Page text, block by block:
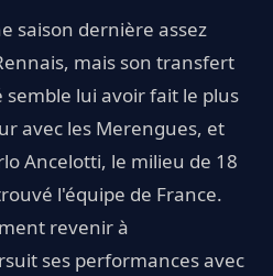
saison dernière assez
mais son transfert
semble lui avoir fait le plus
avec les Merengues, et
Ancelotti, le milieu de 18
l'équipe de France.
revenir à
ses performances avec